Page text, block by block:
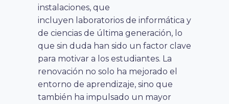
instalaciones, que
incluyen laboratorios de informática y
de ciencias de última generación, lo
que sin duda han sido un factor clave
para motivar a los estudiantes. La
renovación no solo ha mejorado el
entorno de aprendizaje, sino que
también ha impulsado un mayor